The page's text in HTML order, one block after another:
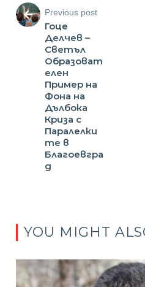
Previous post
Гоце
Делчев –
Светъл
Образоват
елен
Пример на
Фона на
Дълбока
Криза с
Паралелки
те в
Благоевгра
д
YOU MIGHT